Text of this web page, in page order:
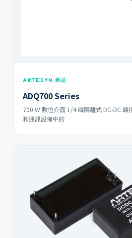
ARTESYN 新品
ADQ700 Series
700 W 數位介面 1/4 磚隔離式 DC-DC 轉
和通訊設備中的